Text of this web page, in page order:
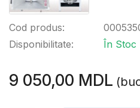
Cod produs:
Disponibilitate:
În Stoc
9 050,00 MDL